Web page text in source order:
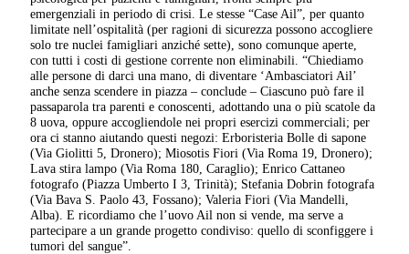
emergenziali in periodo di crisi. Le stesse “Case Ail”, per quanto
limitate nell’ospitalità (per ragioni di sicurezza possono accogliere
solo tre nuclei famigliari anziché sette), sono comunque aperte,
con tutti i costi di gestione corrente non eliminabili. “Chiediamo
alle persone di darci una mano, di diventare ‘Ambasciatori Ail’
anche senza scendere in piazza – conclude – Ciascuno può fare il
passaparola tra parenti e conoscenti, adottando una o più scatole da
8 uova, oppure accogliendole nei propri esercizi commerciali; per
ora ci stanno aiutando questi negozi: Erboristeria Bolle di sapone
(Via Giolitti 5, Dronero); Miosotis Fiori (Via Roma 19, Dronero);
Lava stira lampo (Via Roma 180, Caraglio); Enrico Cattaneo
fotografo (Piazza Umberto I 3, Trinità); Stefania Dobrin fotografa
(Via Bava S. Paolo 43, Fossano); Valeria Fiori (Via Mandelli,
Alba). E ricordiamo che l’uovo Ail non si vende, ma serve a
partecipare a un grande progetto condiviso: quello di sconfiggere i
tumori del sangue”.